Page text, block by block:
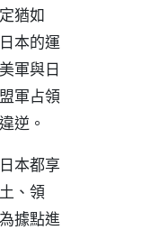
猶如
本的運
軍與日
軍占領
逆。
本都享
、領
據點進